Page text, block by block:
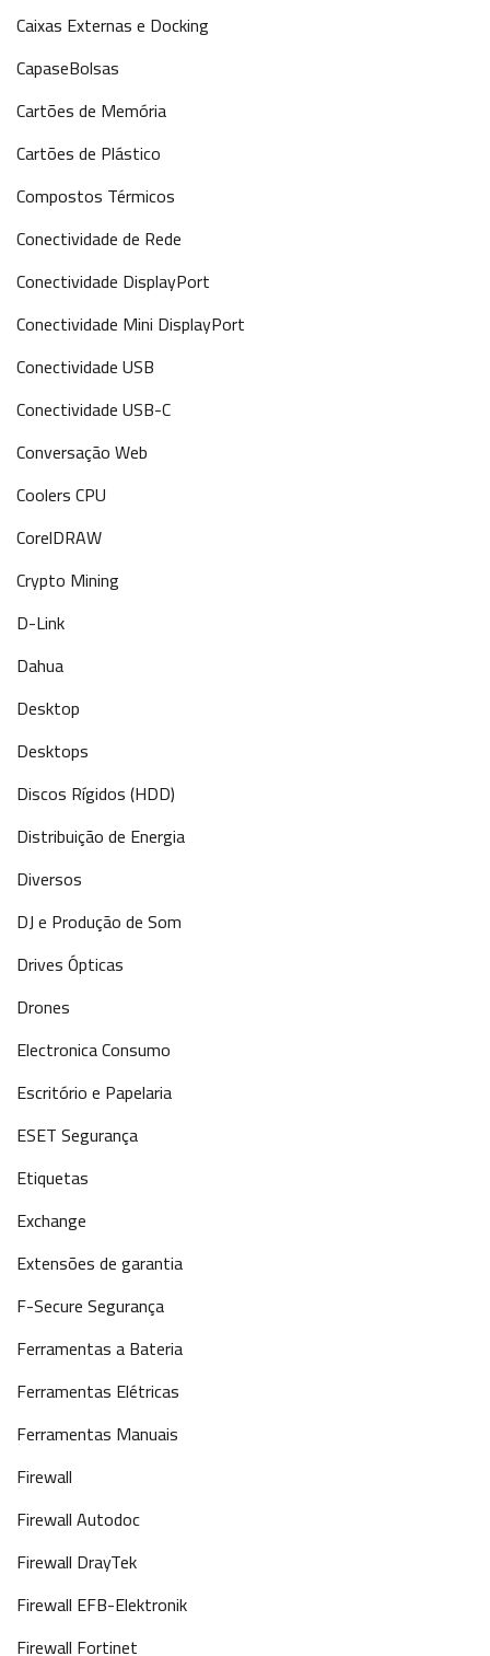
Caixas Externas e Docking
CapaseBolsas
Cartões de Memória
Cartões de Plástico
Compostos Térmicos
Conectividade de Rede
Conectividade DisplayPort
Conectividade Mini DisplayPort
Conectividade USB
Conectividade USB-C
Conversação Web
Coolers CPU
CorelDRAW
Crypto Mining
D-Link
Dahua
Desktop
Desktops
Discos Rígidos (HDD)
Distribuição de Energia
Diversos
DJ e Produção de Som
Drives Ópticas
Drones
Electronica Consumo
Escritório e Papelaria
ESET Segurança
Etiquetas
Exchange
Extensões de garantia
F-Secure Segurança
Ferramentas a Bateria
Ferramentas Elétricas
Ferramentas Manuais
Firewall
Firewall Autodoc
Firewall DrayTek
Firewall EFB-Elektronik
Firewall Fortinet